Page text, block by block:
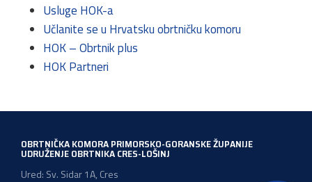
Usluge HOK-a
Učlanite se u Hrvatsku obrtničku komoru
HOK – Obrtnik plus
HOK Partneri
OBRTNIČKA KOMORA PRIMORSKO-GORANSKE ŽUPANIJE
UDRUŽENJE OBRTNIKA CRES-LOŠINJ
Ured: Sv. Sidar 1A, Cres